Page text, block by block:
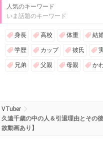
人気のキーワード
いま話題のキーワード
身長 高校 体重 結
学歴 カップ 彼氏
兄弟 父親 母親 か
VTuber
久遠千歳の中の人＆引退理由とその
故動画あり】